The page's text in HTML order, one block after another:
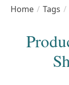
Home / Tags /